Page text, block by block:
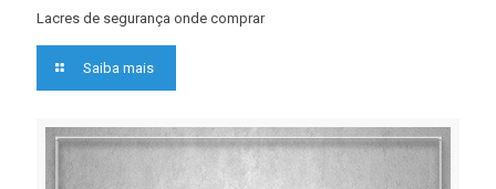
Lacres de segurança onde comprar
Saiba mais